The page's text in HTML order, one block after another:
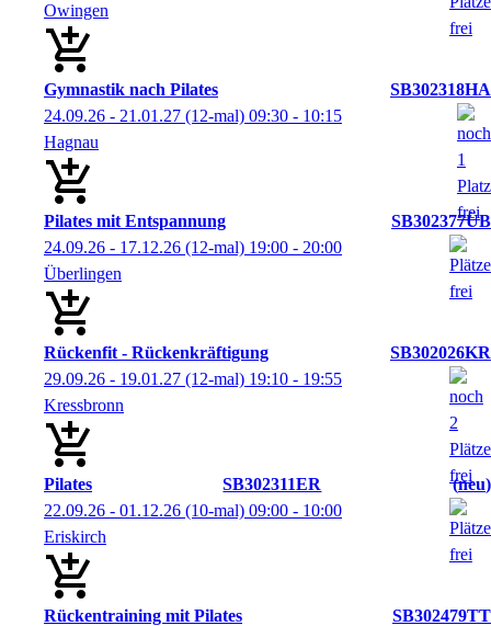
Rückentraining mit Pilates
SB302479TT
Owingen
Gymnastik nach Pilates
SB302318HA
24.09.26 - 21.01.27 (12-mal) 09:30 - 10:15
Hagnau
Pilates mit Entspannung
SB302377ÜB
24.09.26 - 17.12.26 (12-mal) 19:00 - 20:00
Überlingen
Rückenfit - Rückenkräftigung
SB302026KR
29.09.26 - 19.01.27 (12-mal) 19:10 - 19:55
Kressbronn
Pilates SB302311ER
neu
22.09.26 - 01.12.26 (10-mal) 09:00 - 10:00
Eriskirch